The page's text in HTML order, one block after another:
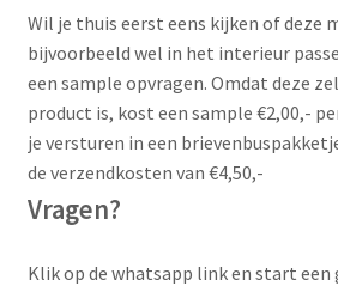
Wil je thuis eerst eens kijken of deze
bijvoorbeeld wel in het interieur
een sample opvragen. Omdat deze
product is, kost een sample €2,00,-
je versturen in een
de verzendkosten van €4,50,-
Vragen?
Klik op de whatsapp link en start een